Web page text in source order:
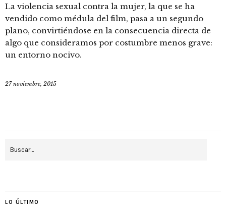
La violencia sexual contra la mujer, la que se ha
vendido como médula del film, pasa a un segundo
plano, convirtiéndose en la consecuencia directa de
algo que consideramos por costumbre menos grave:
un entorno nocivo.
27 noviembre, 2015
LO ÚLTIMO